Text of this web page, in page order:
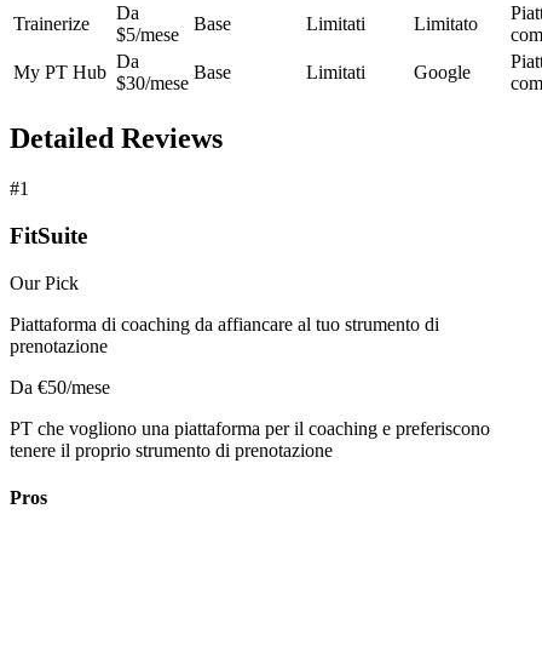
Trainerize
Da
$5/mese
Base Limitati Limitato
My PT Hub
Da
$30/mese
Base Limitati Google
Detailed Reviews
#1
FitSuite
Our Pick
Piattaforma di coaching da affiancare al tuo strumento di
prenotazione
Da €50/mese
PT che vogliono una piattaforma per il coaching e preferiscono
tenere il proprio strumento di prenotazione
Pros